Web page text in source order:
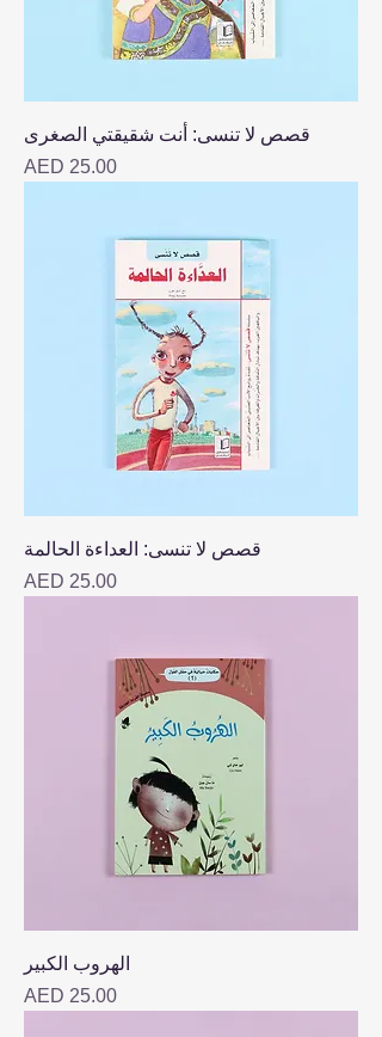
قصص لا تنسى: أنت شقيقتي الصغرى
Price
AED 25.00
قصص لا تنسى: العداءة الحالمة
Price
AED 25.00
الهروب الكبير
Price
AED 25.00